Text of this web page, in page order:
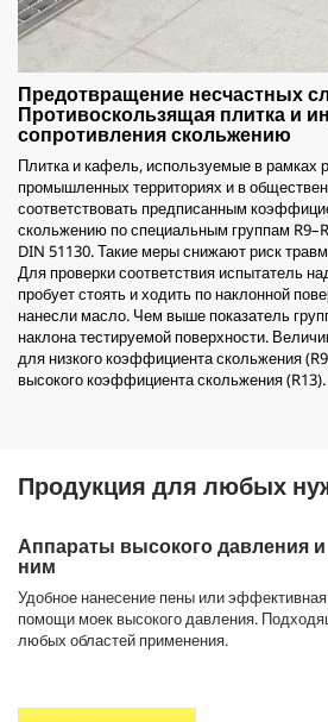
Предотвращение несчастных
Противоскользящая плитка и
сопротивления скольжению
Плитка и кафель, используемые в рамках
промышленных территориях и в
соответствовать предписанным
скольжению по специальным группам
DIN 51130. Такие меры снижают риск
Для проверки соответствия испытатель
пробует стоять и ходить по наклонной
нанесли масло. Чем выше показатель
наклона тестируемой поверхности.
для низкого коэффициента скольжения
высокого коэффициента скольжения (R13).
Продукция для любых
Аппараты высокого давления
ним
Удобное нанесение пены или эффективная
помощи моек высокого давления.
любых областей применения.